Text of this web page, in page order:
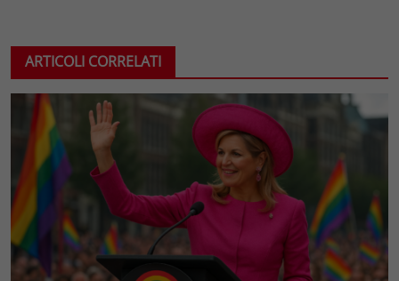
ARTICOLI CORRELATI